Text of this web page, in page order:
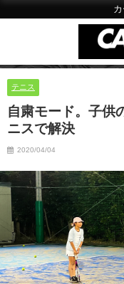
テニス
自粛モード。子供
ニスで解決
2020/04/04